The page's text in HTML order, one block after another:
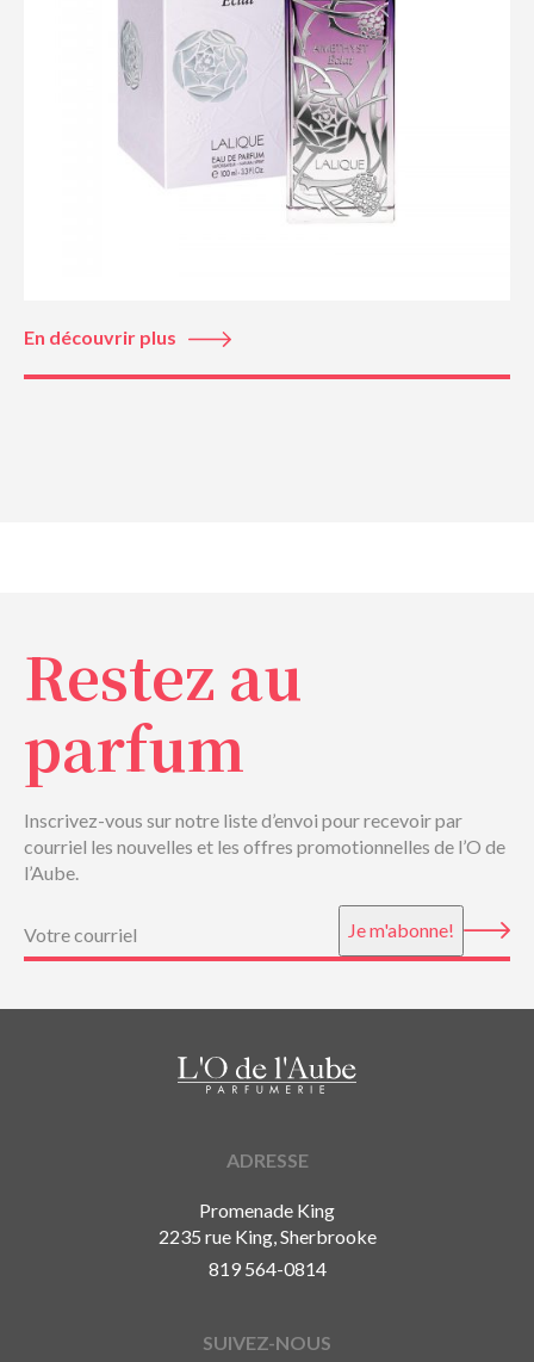
En découvrir plus
Restez au
parfum
Inscrivez-vous sur notre liste d’envoi pour recevoir par
courriel les nouvelles et les offres promotionnelles de l’O de
l’Aube.
Je m'abonne!
ADRESSE
Promenade King
2235 rue King, Sherbrooke
819 564-0814
SUIVEZ-NOUS